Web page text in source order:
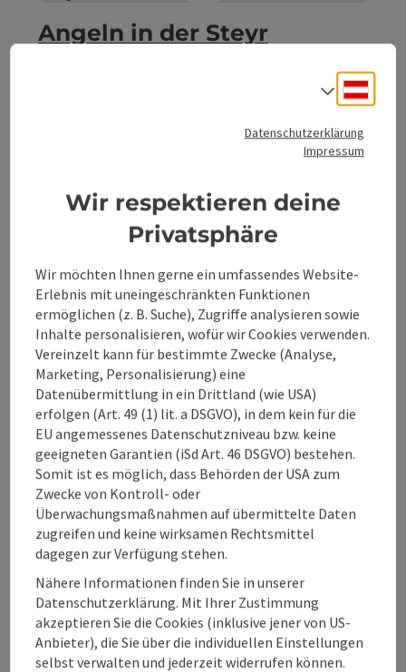
Angeln in der Steyr
Die Steyr entspringt in Hinterstoder und hat mit ihren
Zuflüssen hervorragende Wasserqualität. Sie ist als gutes
Beitrag merken: Angeln im Schafferteich
Angeln im Schafferteich
Der Schafferteich in Vorderstoder beinhaltet einen
hervorragenden Karpfen- und Hechtbestand.
Hinterstoder
Telefon
+43 7564 5245
Öffnungszeiten
MOMontag geöffnet
DIDienstag geöffnet
MIMittwoch geöffnet
DODonnerstag geöffnet
FRFreitag geöffnet
SASamstag geöffnet
SOSonntag geöffnet
FEFeiertag geöffnet
Seite zurück 1 2
Antworten rund ums
Angeln & Fischen:
Datenschutzerklärung
Impressum
Wir respektieren deine
Privatsphäre
Wir möchten Ihnen gerne ein umfassendes Website-
Erlebnis mit uneingeschränkten Funktionen
ermöglichen (z. B. Suche), Zugriffe analysieren sowie
Inhalte personalisieren, wofür wir Cookies verwenden.
Vereinzelt kann für bestimmte Zwecke (Analyse,
Marketing, Personalisierung) eine
Datenübermittlung in ein Drittland (wie USA)
erfolgen (Art. 49 (1) lit. a DSGVO), in dem kein für die
EU angemessenes Datenschutzniveau bzw. keine
geeigneten Garantien (iSd Art. 46 DSGVO) bestehen.
Somit ist es möglich, dass Behörden der USA zum
Zwecke von Kontroll- oder
Überwachungsmaßnahmen auf übermittelte Daten
zugreifen und keine wirksamen Rechtsmittel
dagegen zur Verfügung stehen.
Nähere Informationen finden Sie in unserer
Datenschutzerklärung. Mit Ihrer Zustimmung
akzeptieren Sie die Cookies (inklusive jener von US-
Anbieter), die Sie über die individuellen Einstellungen
selbst verwalten und jederzeit widerrufen können.